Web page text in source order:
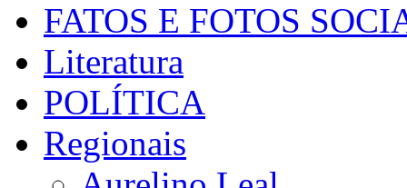
FATOS E FOTOS
Literatura
POLÍTICA
Regionais